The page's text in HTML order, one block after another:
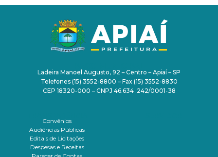
Ladeira Manoel Augusto, 92 – Centro – Apiaí – SP
Telefones (15) 3552-8800 – Fax (15) 3552-8830
CEP 18320-000 – CNPJ 46.634 .242/0001-38
Convênios
Audiências Públicas
Editais de Licitações
Despesas e Receitas